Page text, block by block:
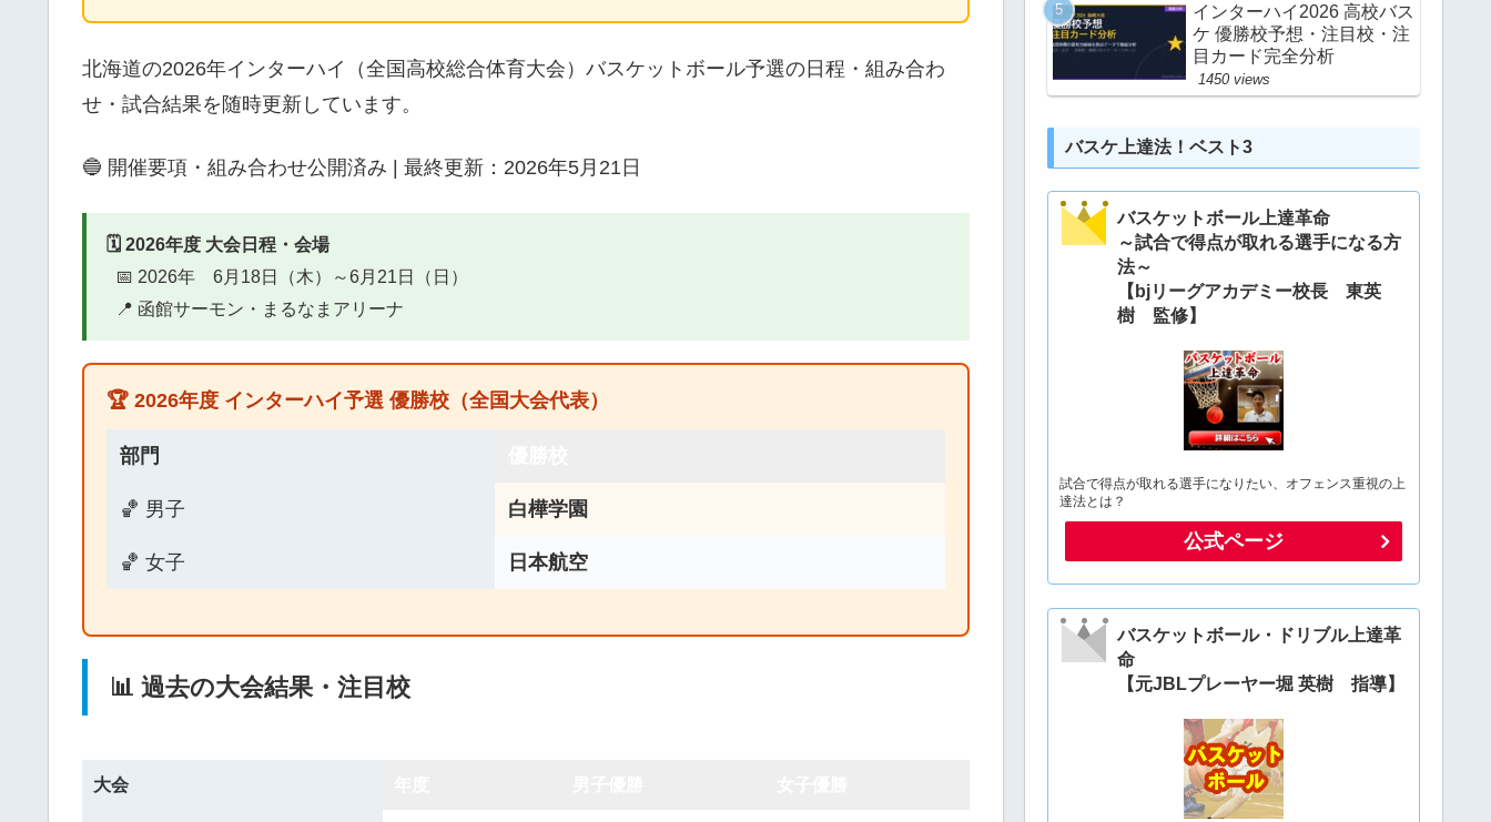
北海道の2026年インターハイ（全国高校総合体育大会）バスケットボール予選の日程・組み合わ
せ・試合結果を随時更新しています。
🔵 開催要項・組み合わせ公開済み | 最終更新：2026年5月21日
🗓️ 2026年度 大会日程・会場
📅 2026年 6月18日（木）～6月21日（日）
📍 函館サーモン・まるなまアリーナ
🏆 2026年度 インターハイ予選 優勝校（全国大会代表）
部門
🏀 男子 白樺学園
🏀 女子 日本航空
📊 過去の大会結果・注目校
大会
インターハイ2026 高校バス
ケ 優勝校予想・注目校・注
目カード完全分析
1450 views
バスケ上達法！ベスト3
バスケットボール上達革命
～試合で得点が取れる選手になる方
法～
【bjリーグアカデミー校長 東英
樹 監修】
試合で得点が取れる選手になりたい、オフェンス重視の上
達法とは？
公式ページ
バスケットボール・ドリブル上達革
命
【元JBLプレーヤー堀 英樹 指導】